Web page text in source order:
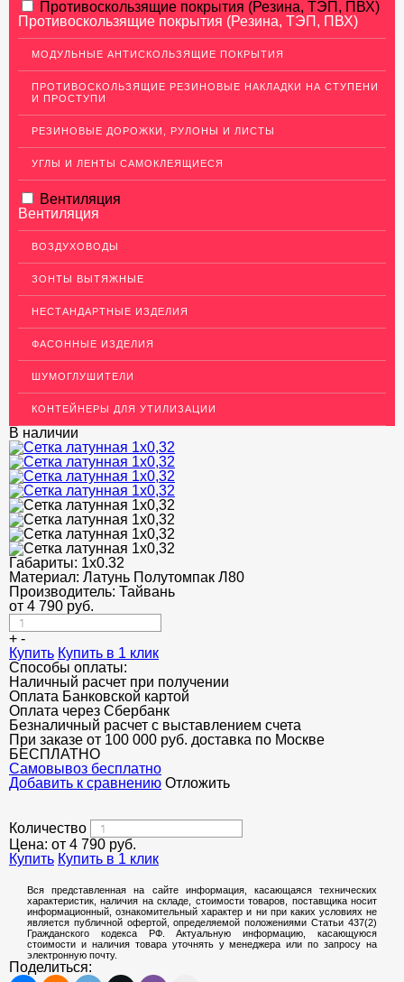
АЛЮМИНИЕВЫЙ ПРОКАТ
НЕРЖАВЕЮЩАЯ СТАЛЬ
МЕДНЫЙ ПРОКАТ
ЛАТУННЫЙ ПРОКАТ
Латунные листы
Уголок латунный
Латунная полоса
Латунный прокат Л63
Сетка латунная
Ковродержатели Латунь
ЭЛЕКТРОДЫ
ДЕКОРАТИВНЫЙ УГОЛОК
МЕТАЛЛИЧЕСКИЕ ПОРОГИ НАПОЛЬНЫЕ (ДЛЯ ПОЛА),
РАСКЛАДКА, ПЛИНТУС
ПОТОЛКИ
АКЦИИ
Противоскользящие покрытия (Резина, ТЭП, ПВХ)
Противоскользящие покрытия (Резина, ТЭП, ПВХ)
МОДУЛЬНЫЕ АНТИСКОЛЬЗЯЩИЕ ПОКРЫТИЯ
ПРОТИВОСКОЛЬЗЯЩИЕ РЕЗИНОВЫЕ НАКЛАДКИ НА СТУПЕНИ
И ПРОСТУПИ
РЕЗИНОВЫЕ ДОРОЖКИ, РУЛОНЫ И ЛИСТЫ
УГЛЫ И ЛЕНТЫ САМОКЛЕЯЩИЕСЯ
Вентиляция
Вентиляция
ВОЗДУХОВОДЫ
ЗОНТЫ ВЫТЯЖНЫЕ
НЕСТАНДАРТНЫЕ ИЗДЕЛИЯ
ФАСОННЫЕ ИЗДЕЛИЯ
ШУМОГЛУШИТЕЛИ
КОНТЕЙНЕРЫ ДЛЯ УТИЛИЗАЦИИ
В наличии
Габариты: 1х0.32
Материал: Латунь Полутомпак Л80
Производитель: Тайвань
от 4 790 руб.
+ -
Купить Купить в 1 клик
Способы оплаты:
Наличный расчет при получении
Оплата Банковской картой
Оплата через Сбербанк
Безналичный расчет с выставлением счета
При заказе от 100 000 руб. доставка по Москве
БЕСПЛАТНО
Cамовывоз бесплатно
Добавить к сравнению Отложить
Количество
Цена: от 4 790 руб.
Купить Купить в 1 клик
Вся представленная на сайте информация, касающаяся технических
характеристик, наличия на складе, стоимости товаров, поставщика носит
информационный, ознакомительный характер и ни при каких условиях не
является публичной офертой, определяемой положениями Статьи 437(2)
Гражданского кодекса РФ. Актуальную информацию, касающуюся
стоимости и наличия товара уточнять у менеджера или по запросу на
электронную почту.
Поделиться: